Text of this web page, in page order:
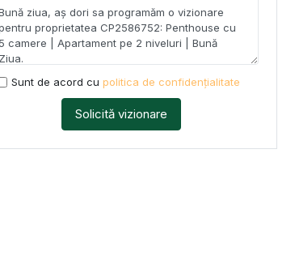
Sunt de acord cu politica de confidențialitate
Solicită vizionare